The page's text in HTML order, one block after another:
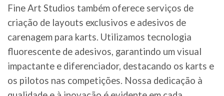
Fine Art Studios também oferece serviços de
criação de layouts exclusivos e adesivos de
carenagem para karts. Utilizamos tecnologia
fluorescente de adesivos, garantindo um visual
impactante e diferenciador, destacando os karts e
os pilotos nas competições. Nossa dedicação à